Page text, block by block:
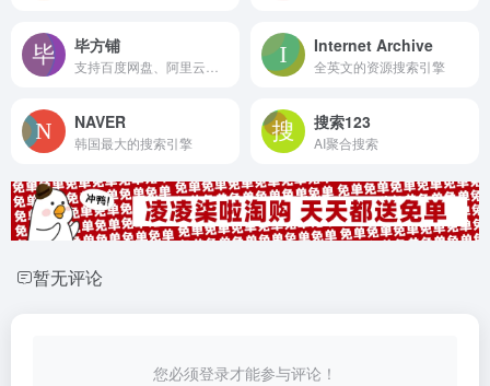
毕方铺 Internet Archive
全英文的资源搜索引擎
NAVER
韩国最大的搜索引擎
搜索123
AI聚合搜索
暂无评论
您必须登录才能参与评论！